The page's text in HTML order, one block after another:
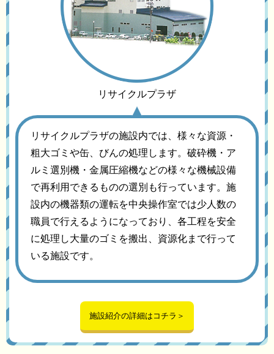
リサイクルプラザ
リサイクルプラザの施設内では、様々な資源・
粗大ゴミや缶、びんの処理します。破砕機・ア
ルミ選別機・金属圧縮機などの様々な機械設備
で再利用できるものの選別も行っています。施
設内の機器類の運転を中央操作室では少人数の
職員で行えるようになっており、各工程を安全
に処理し大量のゴミを搬出、資源化まで行って
いる施設です。
施設紹介の詳細はコチラ＞